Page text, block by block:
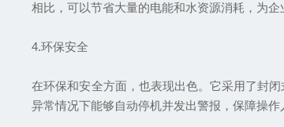
相比，可以节省大量的电能和水资源消耗，为
4.环保安全
在环保和安全方面，也表现出色。它采用了封
异常情况下能够自动停机并发出警报，保障操作